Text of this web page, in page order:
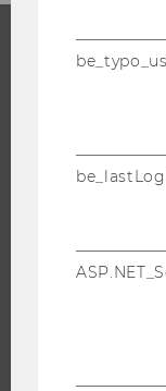
BACHELOR
EXECUTIVE
BEWERBUNG UND
INTERNATIONALE
ANGEBOTE FÜR